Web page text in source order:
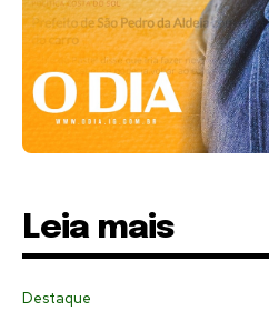
Leia mais
Destaque